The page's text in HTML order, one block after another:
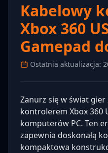
Kabelowy
Xbox 360
Gamepad
Ostatnia aktualizacja:
Zanurz się w świat
kontrolerem Xbox 360
komputerów PC. Ten
zapewnia doskonałą
kompaktowa